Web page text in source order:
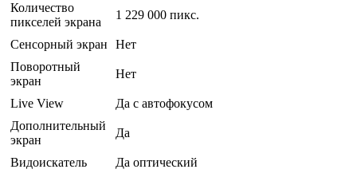
Количество
пикселей экрана
1 229 000 пикс.
Сенсорный экран
Нет
Поворотный
экран
Нет
Live View
Да с автофокусом
Дополнительный
экран
Да
Видоискатель
Да оптический